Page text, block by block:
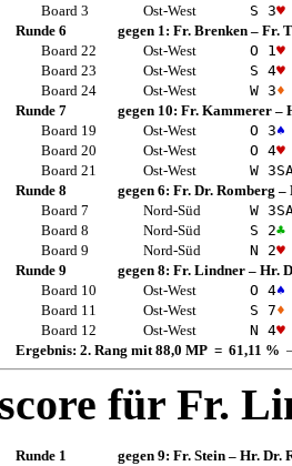
Board 3
Ost-West S 3♥
Runde 6
gegen 1: Fr. Brenken – Fr.
Board 22
Ost-West O 1 ♥
Board 23
Ost-West S 4♥
Board 24
Ost-West W 3♦
Runde 7
gegen 10: Fr. Kammerer –
Board 19
Ost-West O 3♠
Board 20
Ost-West O 4♥
Board 21
Ost-West W 3
Runde 8
gegen 6: Fr. Dr. Romberg –
Board 7
Nord-Süd W 3
Board 8
Nord-Süd S 2♣
Board 9
Nord-Süd N 2♥
Runde 9
gegen 8: Fr. Lindner – Hr.
Board 10
Ost-West O 4♠
Board 11
Ost-West S 7♦
Board 12
Ost-West N 4♥
Ergebnis: 2. Rang mit 88,0 MP = 61,11 %
für Fr.
Runde 1 gegen 9: Fr. Stein – Hr. Dr.